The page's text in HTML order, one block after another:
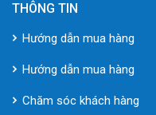
THÔNG TIN
Hướng dẫn mua hàng
Hướng dẫn mua hàng
Chăm sóc khách hàng